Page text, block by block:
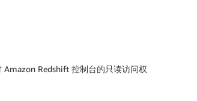
Redshift 控制台的只读访问权